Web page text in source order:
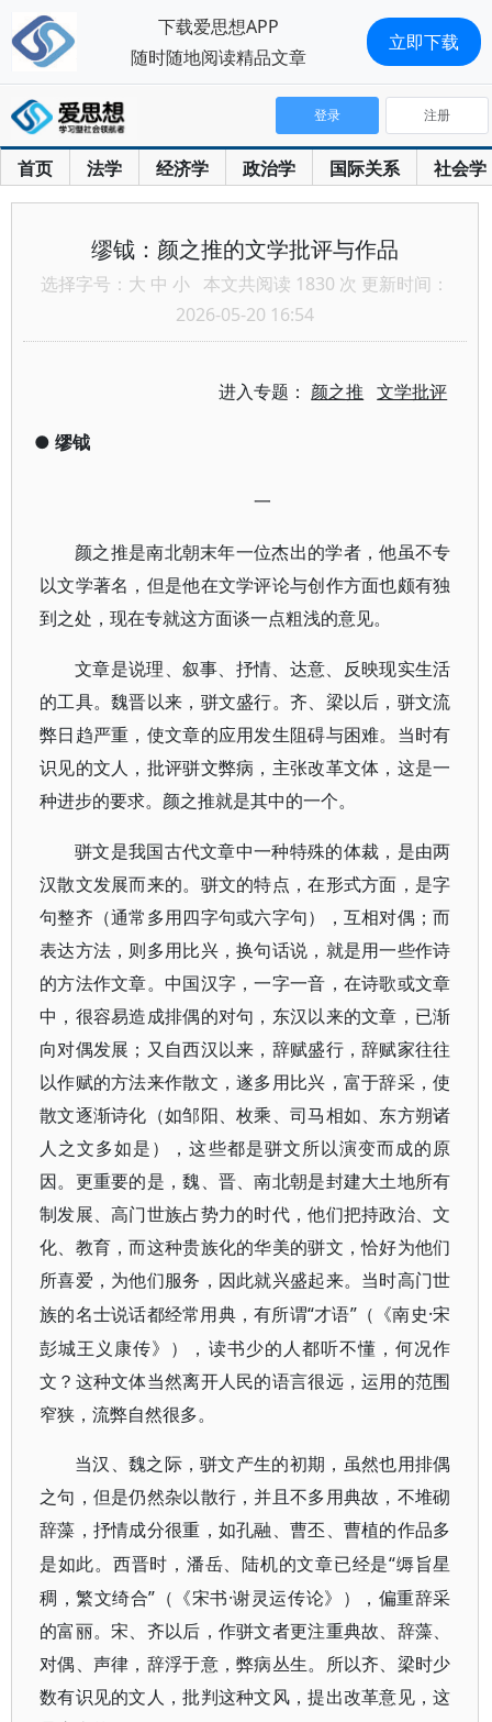
首页 法学 经济学 政治学 国际关系 社会学
登录 注册
缪钺：颜之推的文学批评与作品
选择字号： 大 中 小 本文共阅读 1830 次 更新时间：
2026-05-20 16:54
进入专题： 颜之推 文学批评
● 缪钺
一
颜之推是南北朝末年一位杰出的学者，他虽不专
以文学著名，但是他在文学评论与创作方面也颇有独
到之处，现在专就这方面谈一点粗浅的意见。
文章是说理、叙事、抒情、达意、反映现实生活
的工具。魏晋以来，骈文盛行。齐、梁以后，骈文流
弊日趋严重，使文章的应用发生阻碍与困难。当时有
识见的文人，批评骈文弊病，主张改革文体，这是一
种进步的要求。颜之推就是其中的一个。
骈文是我国古代文章中一种特殊的体裁，是由两
汉散文发展而来的。骈文的特点，在形式方面，是字
句整齐（通常多用四字句或六字句），互相对偶；而
表达方法，则多用比兴，换句话说，就是用一些作诗
的方法作文章。中国汉字，一字一音，在诗歌或文章
中，很容易造成排偶的对句，东汉以来的文章，已渐
向对偶发展；又自西汉以来，辞赋盛行，辞赋家往往
以作赋的方法来作散文，遂多用比兴，富于辞采，使
散文逐渐诗化（如邹阳、枚乘、司马相如、东方朔诸
人之文多如是），这些都是骈文所以演变而成的原
因。更重要的是，魏、晋、南北朝是封建大土地所有
制发展、高门世族占势力的时代，他们把持政治、文
化、教育，而这种贵族化的华美的骈文，恰好为他们
所喜爱，为他们服务，因此就兴盛起来。当时高门世
族的名士说话都经常用典，有所谓“才语”（《南史·宋
彭城王义康传》），读书少的人都听不懂，何况作
文？这种文体当然离开人民的语言很远，运用的范围
窄狭，流弊自然很多。
当汉、魏之际，骈文产生的初期，虽然也用排偶
之句，但是仍然杂以散行，并且不多用典故，不堆砌
辞藻，抒情成分很重，如孔融、曹丕、曹植的作品多
是如此。西晋时，潘岳、陆机的文章已经是“缛旨星
稠，繁文绮合”（《宋书·谢灵运传论》），偏重辞采
的富丽。宋、齐以后，作骈文者更注重典故、辞藻、
对偶、声律，辞浮于意，弊病丛生。所以齐、梁时少
数有识见的文人，批判这种文风，提出改革意见，这
下载爱思想APP
随时随地阅读精品文章
立即下载